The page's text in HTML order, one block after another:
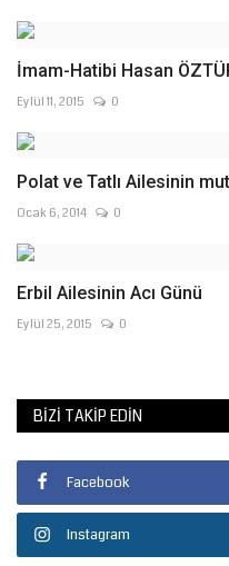
İmam-Hatibi Hasan
Eylül 11, 2015 0
Polat ve Tatlı Ailesinin
Ocak 6, 2014 0
Erbil Ailesinin Acı Günü
Eylül 25, 2015 0
BIZI TAKIP EDIN
Facebook
Instagram